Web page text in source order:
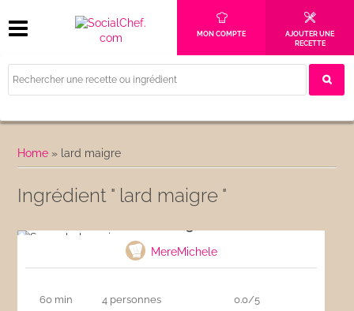
MON COMPTE
AJOUTER UNE
RECETTE
Home » lard maigre
Ingrédient " lard maigre "
MereMichele
60 min 4 personnes 0.0/5